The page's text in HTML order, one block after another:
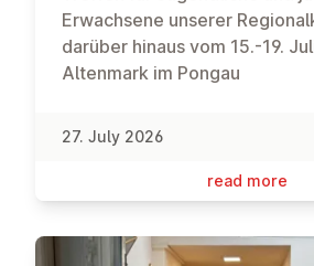
Erwachsene unserer
darüber hinaus vom 15.-19.
Altenmark im Pongau
27. July 2026
read more